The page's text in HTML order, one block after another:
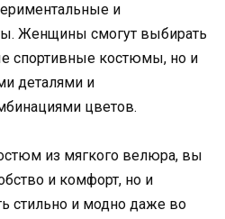
и
Женщины смогут выбирать
спортивные костюмы, но и
деталями и
цветов.
из мягкого велюра, вы
и комфорт, но и
стильно и модно даже во